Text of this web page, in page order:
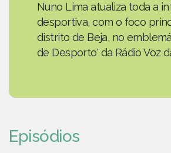
Nuno Lima atualiza toda a
desportiva, com o foco
distrito de Beja, no
de Desporto' da Rádio Voz
Episódios